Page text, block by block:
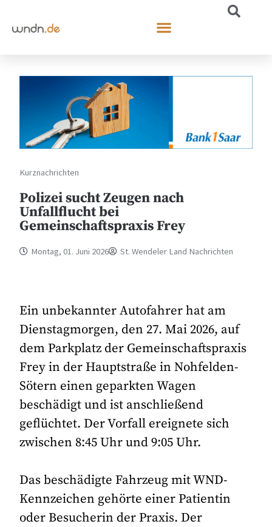
Kurznachrichten
Polizei sucht Zeugen nach
Unfallflucht bei
Gemeinschaftspraxis Frey
Montag, 01. Juni 2026 St. Wendeler Land Nachrichten
Ein unbekannter Autofahrer hat am
Dienstagmorgen, den 27. Mai 2026, auf
dem Parkplatz der Gemeinschaftspraxis
Frey in der Hauptstraße in Nohfelden-
Sötern einen geparkten Wagen
beschädigt und ist anschließend
geflüchtet. Der Vorfall ereignete sich
zwischen 8:45 Uhr und 9:05 Uhr.
Das beschädigte Fahrzeug mit WND-
Kennzeichen gehörte einer Patientin
oder Besucherin der Praxis. Der